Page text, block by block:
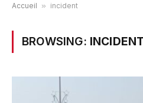
Accueil » incident
BROWSING: INCIDENT